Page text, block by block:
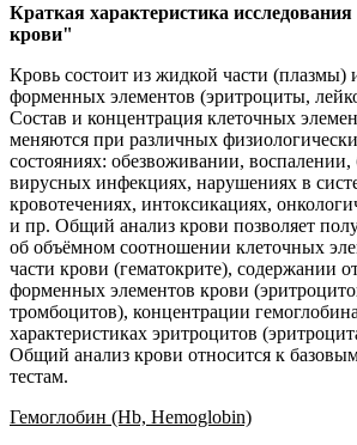
Краткая характеристика
крови"
Кровь состоит из жидкой части (плазмы)
форменных элементов (эритроциты,
Состав и концентрация клеточных
меняются при различных
состояниях: обезвоживании,
вирусных инфекциях, нарушениях в
кровотечениях, интоксикациях,
и пр. Общий анализ крови позволяет
об объёмном соотношении клеточных
части крови (гематокрите), содержании
форменных элементов крови
тромбоцитов), концентрации
характеристиках эритроцитов
Общий анализ крови относится к
тестам.
Гемоглобин (Hb, Hemoglobin)